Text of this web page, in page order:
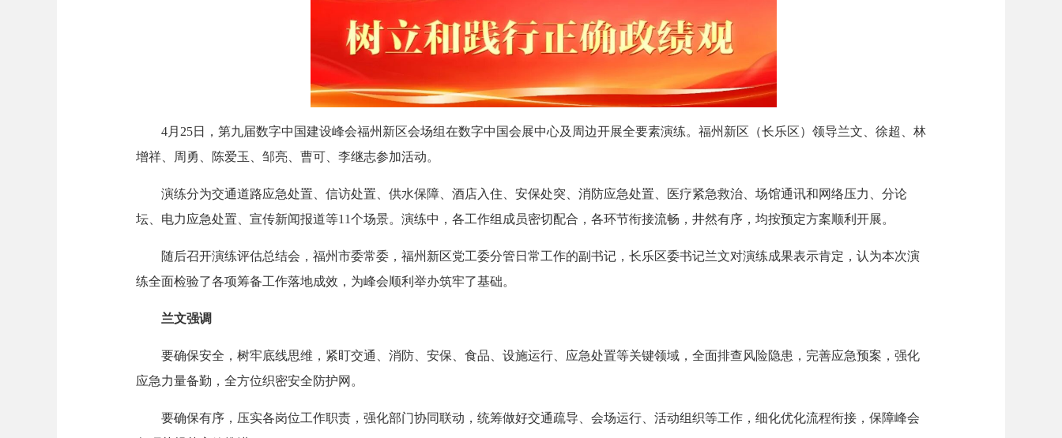
4月25日，第九届数字中国建设峰会福州新区会场组在数字中国会展中心及周边开展全要素演练。福州新区（长乐区）领导兰文、徐超、林
增祥、周勇、陈爱玉、邹亮、曹可、李继志参加活动。
演练分为交通道路应急处置、信访处置、供水保障、酒店入住、安保处突、消防应急处置、医疗紧急救治、场馆通讯和网络压力、分论
坛、电力应急处置、宣传新闻报道等11个场景。演练中，各工作组成员密切配合，各环节衔接流畅，井然有序，均按预定方案顺利开展。
随后召开演练评估总结会，福州市委常委，福州新区党工委分管日常工作的副书记，长乐区委书记兰文对演练成果表示肯定，认为本次演
练全面检验了各项筹备工作落地成效，为峰会顺利举办筑牢了基础。
兰文强调
要确保安全，树牢底线思维，紧盯交通、消防、安保、食品、设施运行、应急处置等关键领域，全面排查风险隐患，完善应急预案，强化
应急力量备勤，全方位织密安全防护网。
要确保有序，压实各岗位工作职责，强化部门协同联动，统筹做好交通疏导、会场运行、活动组织等工作，细化优化流程衔接，保障峰会